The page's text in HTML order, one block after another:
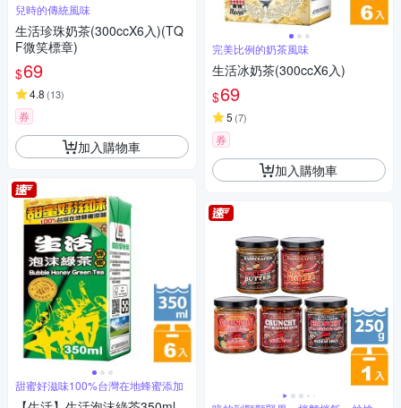
兒時的傳統風味
生活珍珠奶茶(300ccX6入)(TQ
F微笑標章)
$69
4.8 (13)
券
加入購物車
甜蜜好滋味100%台灣在地蜂蜜添加
完美比例的奶茶風味
生活冰奶茶(300ccX6入)
$69
5 (7)
券
加入購物車